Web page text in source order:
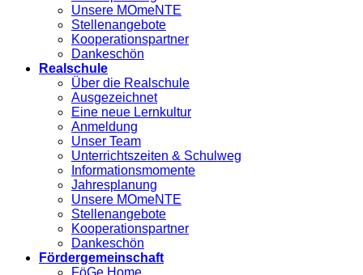
Unsere MOmeNTE
Stellenangebote
Kooperationspartner
Dankeschön
Realschule
Über die Realschule
Ausgezeichnet
Eine neue Lernkultur
Anmeldung
Unser Team
Unterrichtszeiten & Schulweg
Informationsmomente
Jahresplanung
Unsere MOmeNTE
Stellenangebote
Kooperationspartner
Dankeschön
Fördergemeinschaft